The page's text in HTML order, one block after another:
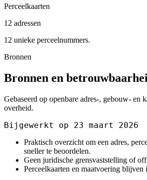
Perceelkaarten
12 adressen
12 unieke perceelnummers.
Bronnen
Bronnen en
Gebaseerd op openbare adres-, gebouw- en
overheid.
Bijgewerkt op 23 maart 2026
Praktisch overzicht om een adres,
sneller te beoordelen.
Geen juridische grensvaststelling of
Perceelkaarten en maatvoering blijven